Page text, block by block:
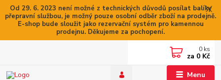
Od 29. 6. 2023 není možné z technických důvodů posílat balíky
přepravní službou, je možný pouze osobní odběr zboží na prodejně.
E-shop bude sloužit jako rezervační systém pro kamennou
prodejnu. Děkujeme za pochopení.
Menu
0 ks
za 0 Kč